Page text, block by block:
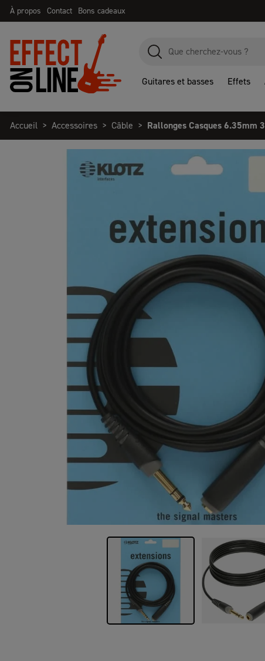
À propos Contact Bons cadeaux
Guitares et basses Effets
Accueil Accessoires Câble Rallonges Casques 6.35mm